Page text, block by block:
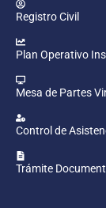
Registro Civil
Plan Operativo
Mesa de Partes
Control de
Trámite